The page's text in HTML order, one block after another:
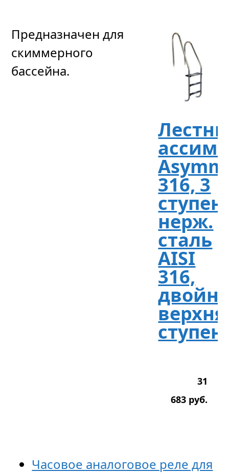
Предназначен для
скиммерного
бассейна.
316, 3
нерж.
сталь
AISI
316,
31
683 руб.
Часовое аналоговое реле для